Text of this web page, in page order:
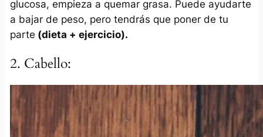
glucosa, empieza a quemar grasa. Puede ayudarte
a bajar de peso, pero tendrás que poner de tu
parte (dieta + ejercicio).
2. Cabello: